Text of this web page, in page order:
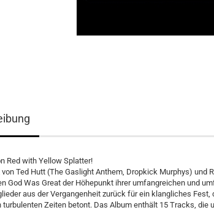
Red with Yellow Splatter!
von Ted Hutt (The Gaslight Anthem, Dropkick Murphys)
God Was Great der Höhepunkt ihrer umfangreichen und
aus der Vergangenheit zurück für ein klangliches
turbulenten Zeiten betont. Das Album enthält 15 Tracks,